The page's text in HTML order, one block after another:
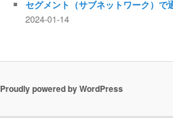
セグメント（サブネットワーク）で
2024-01-14
Proudly powered by WordPress